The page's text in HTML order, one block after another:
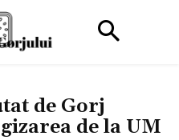
de Gorj
de la UM